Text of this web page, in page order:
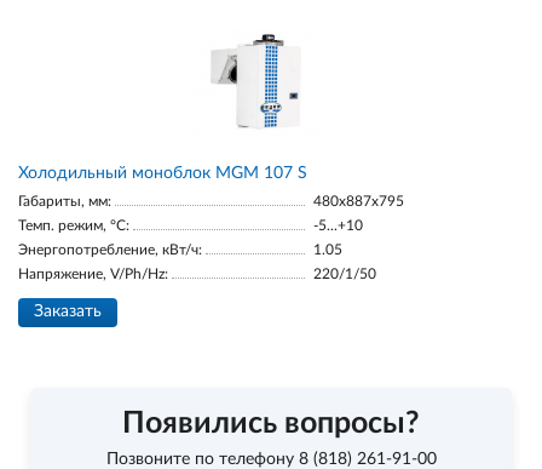
Холодильный моноблок MGM 107 S
Габариты, мм:
480x887x795
Темп. режим, °С:
-5...+10
Энергопотребление, кВт/ч:
1.05
Напряжение, V/Ph/Hz:
220/1/50
Заказать
Появились вопросы?
Позвоните по телефону 8 (818) 261-91-00